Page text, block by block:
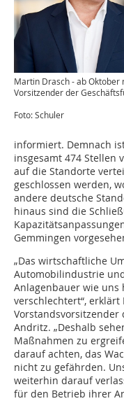
Martin Drasch - ab Oktober
Vorsitzender der
Foto: Schuler
informiert. Demnach
insgesamt 474 Stellen
auf die Standorte
geschlossen werden,
andere deutsche
hinaus sind die
Gemmingen
„Das wirtschaftliche
Automobilindustrie
Anlagenbauer wie
verschlechtert“, erklärt
Andritz. „Deshalb
Maßnahmen zu
darauf achten, das
nicht zu gefährden.
weiterhin darauf
für den Betrieb ihrer